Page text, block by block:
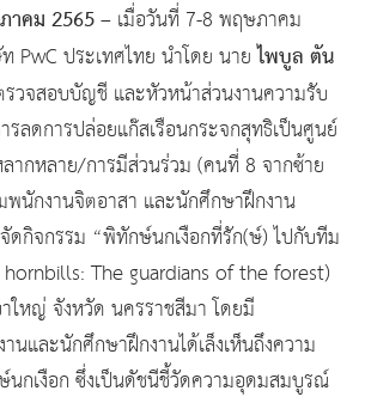
าคม 2565– เมื่อวันที่ 7-8 พฤษภาคม
PwC ประเทศไทย นำโดย นายไพบูล ตัน
วจสอบบัญชี และหัวหน้าส่วนงานความรับ
รลดการปล่อยแก๊สเรือนกระจกสุทธิเป็นศูนย์
ากหลาย/การมีส่วนร่วม (คนที่ 8 จากซ้าย
พนักงานจิตอาสา และนักศึกษาฝึกงาน
ดกิจกรรม “พิทักษ์นกเงือกที่รัก(ษ์) ไปกับทีม
The guardians of the forest)
ใหญ่ จังหวัด นครราชสีมา โดยมี
นและนักศึกษาฝึกงานได้เล็งเห็นถึงความ
กเงือก ซึ่งเป็นดัชนีชี้วัดความอุดมสมบูรณ์